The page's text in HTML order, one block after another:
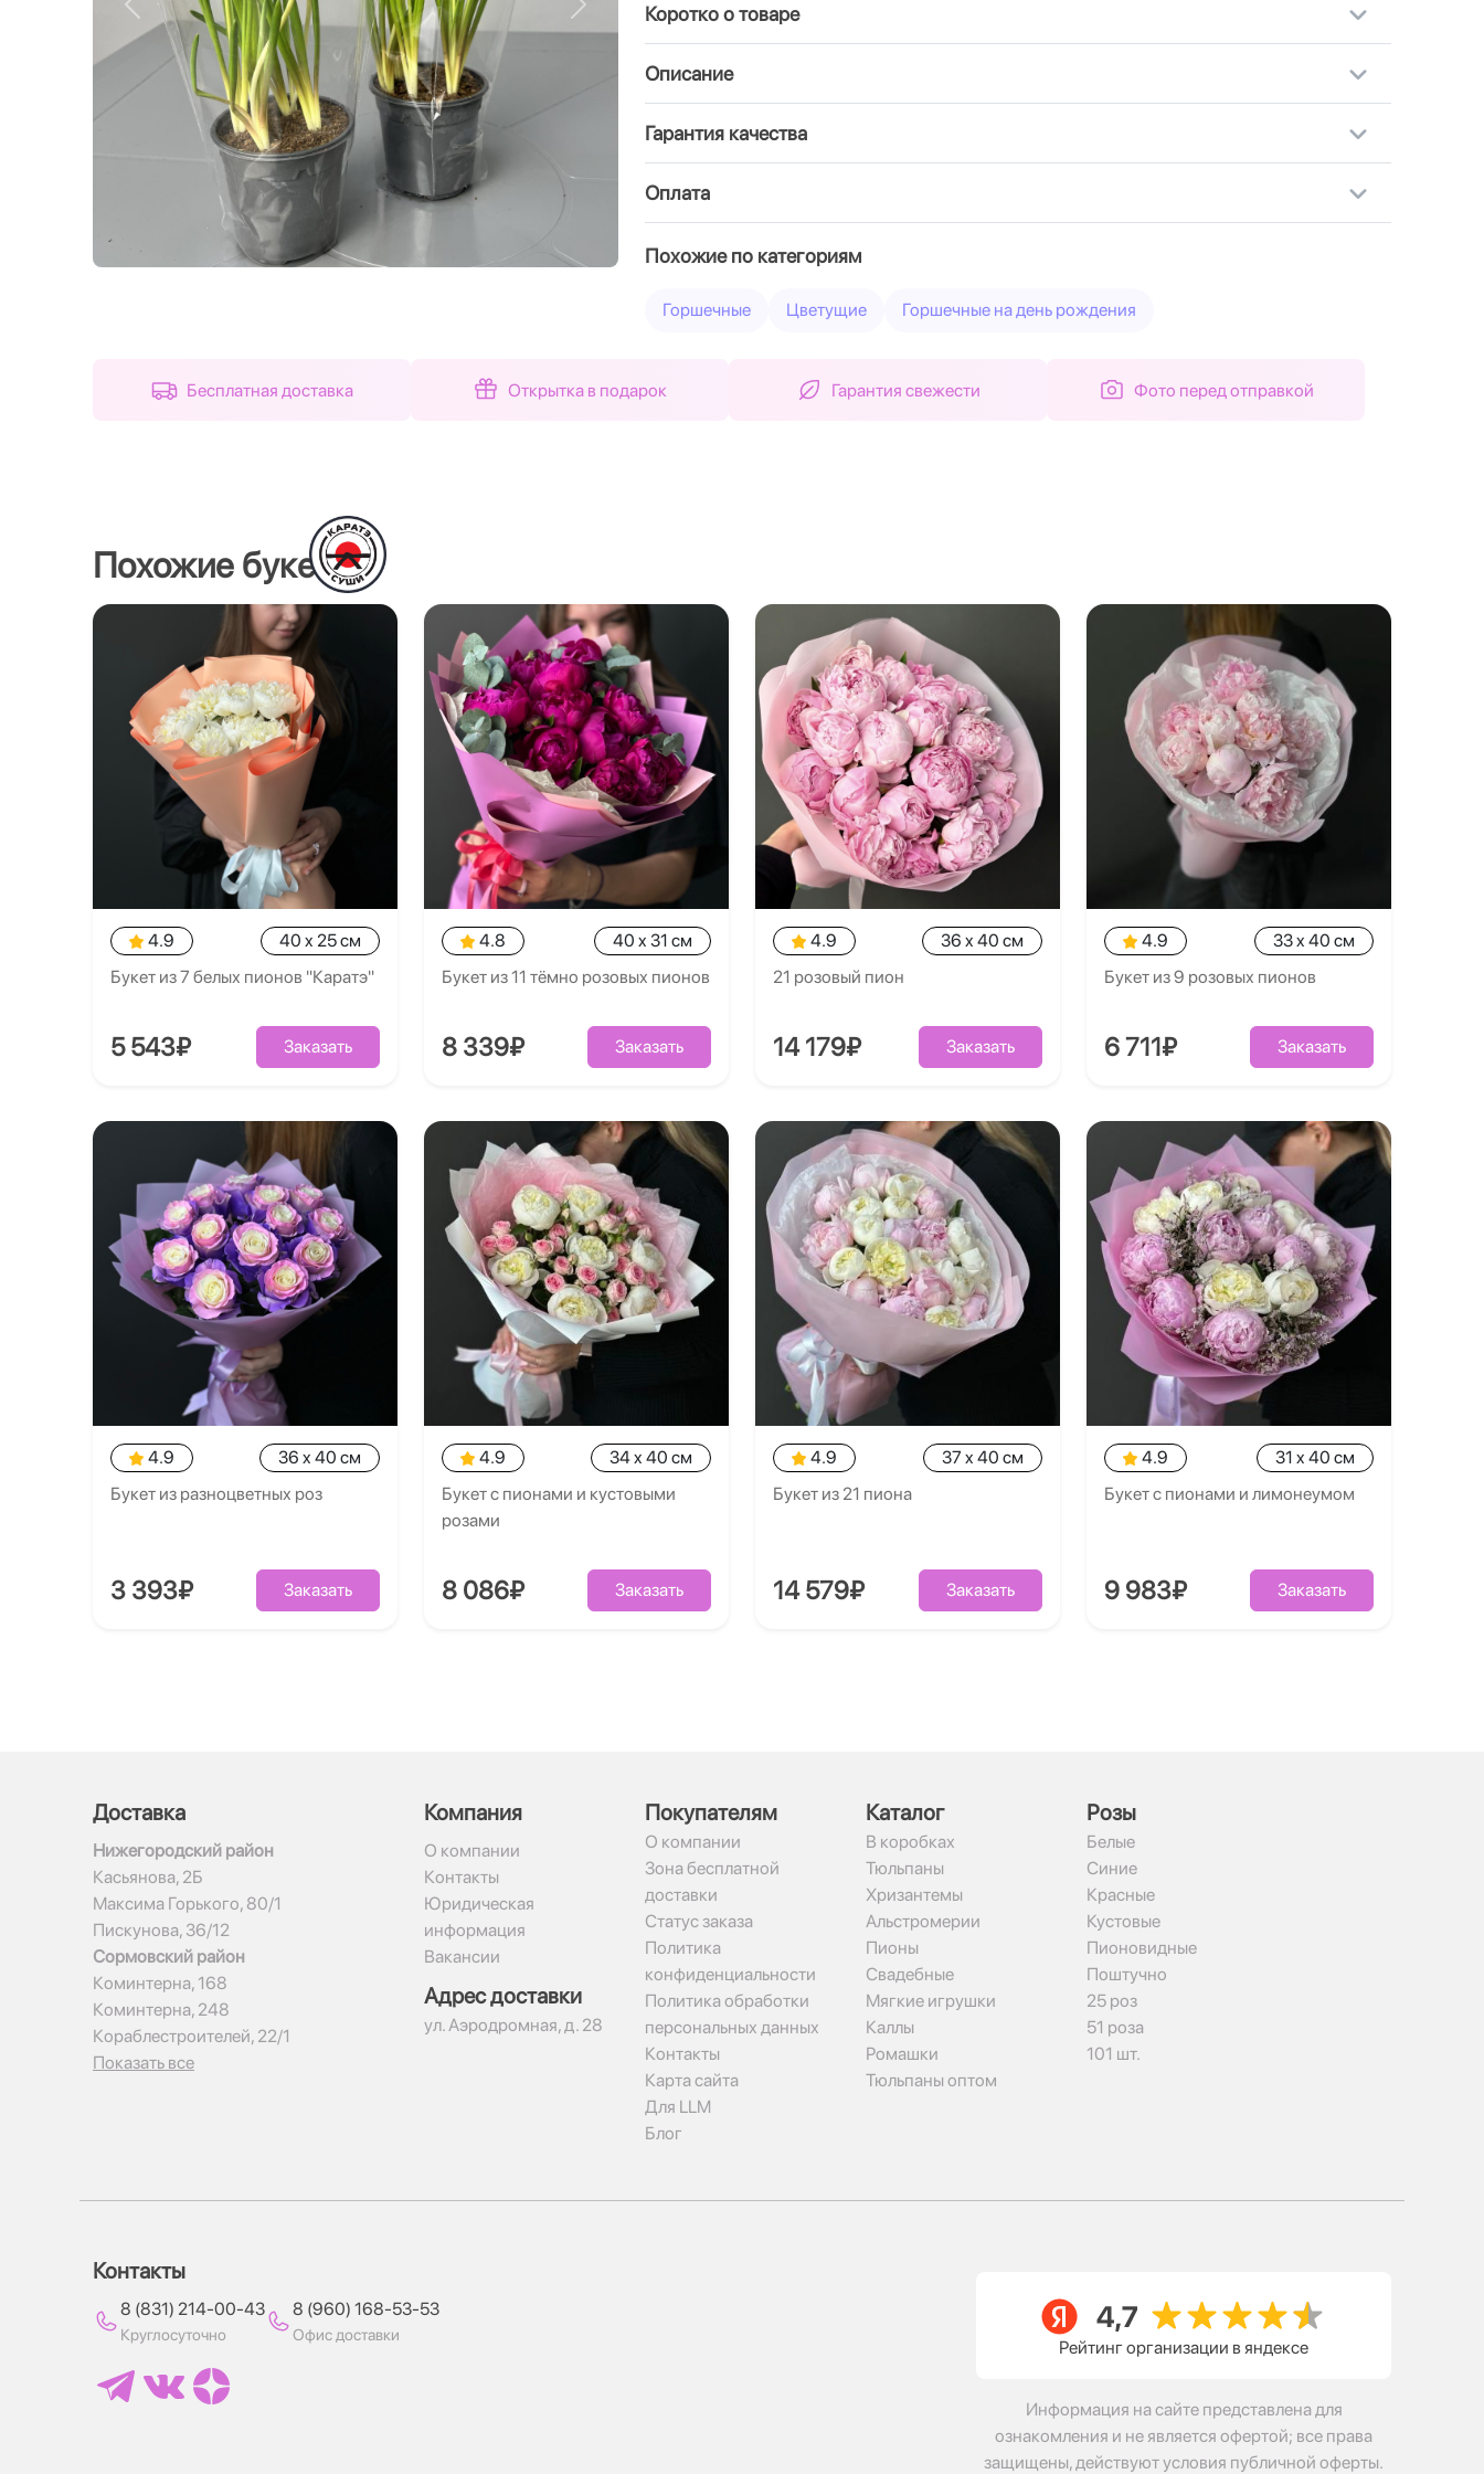
Назад Вперед Коротко о товаре
Описание
Гарантия качества
Оплата
Похожие по категориям
Горшечные Цветущие Горшечные на день рождения
Бесплатная доставка Открытка в подарок Гарантия свежести Фото перед отправкой
Похожие букеты
4.9
40 x 25 см
Букет из 7 белых пионов "Каратэ"
5 543₽ Заказать
4.8
40 x 31 см
Букет из 11 тёмно розовых пионов
8 339₽ Заказать
4.9
36 x 40 см
21 розовый пион
14 179₽ Заказать
4.9
33 x 40 см
Букет из 9 розовых пионов
6 711₽ Заказать
4.9
36 x 40 см
Букет из разноцветных роз
3 393₽ Заказать
4.9
34 x 40 см
Букет с пионами и кустовыми
розами
8 086₽ Заказать
4.9
37 x 40 см
Букет из 21 пиона
14 579₽ Заказать
4.9
31 x 40 см
Букет с пионами и лимонеумом
9 983₽ Заказать
Доставка
Нижегородский район
Касьянова, 2Б
Максима Горького, 80/1
Пискунова, 36/12
Сормовский район
Коминтерна, 168
Коминтерна, 248
Кораблестроителей, 22/1
Показать все
Компания
О компании
Контакты
Юридическая
информация
Вакансии
Адрес доставки
ул. Аэродромная, д. 28
Покупателям
О компании
Зона бесплатной
доставки
Статус заказа
Политика
конфиденциальности
Политика обработки
персональных данных
Контакты
Карта сайта
Для LLM
Блог
Каталог
В коробках
Тюльпаны
Хризантемы
Альстромерии
Пионы
Свадебные
Мягкие игрушки
Каллы
Ромашки
Тюльпаны оптом
Рoзы
Белые
Синие
Красные
Кустовые
Пионовидные
Поштучно
25 роз
51 роза
101 шт.
Контакты
8 (831) 214-00-43
Круглосуточно
8 (960) 168-53-53
Офис доставки
Рейтинг организации в яндексе
Информация на сайте представлена для
ознакомления и не является офертой; все права
защищены, действуют условия публичной оферты.